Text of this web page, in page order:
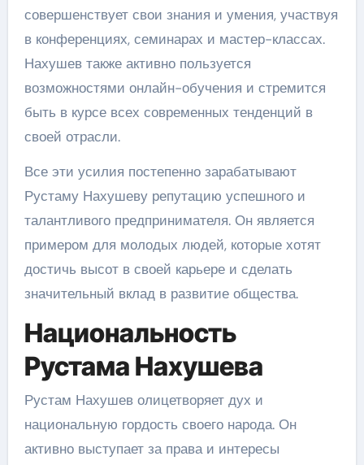
совершенствует свои знания и умения, участвуя
в конференциях, семинарах и мастер-классах.
Нахушев также активно пользуется
возможностями онлайн-обучения и стремится
быть в курсе всех современных тенденций в
своей отрасли.
Все эти усилия постепенно зарабатывают
Рустаму Нахушеву репутацию успешного и
талантливого предпринимателя. Он является
примером для молодых людей, которые хотят
достичь высот в своей карьере и сделать
значительный вклад в развитие общества.
Национальность
Рустама Нахушева
Рустам Нахушев олицетворяет дух и
национальную гордость своего народа. Он
активно выступает за права и интересы